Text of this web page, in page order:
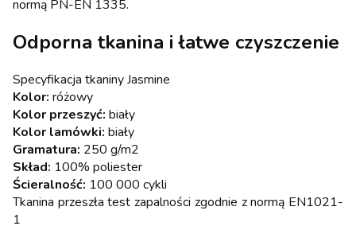
normą PN-EN 1335.
Odporna tkanina i łatwe czyszczenie
Specyfikacja tkaniny Jasmine
Kolor: różowy
Kolor przeszyć: biały
Kolor lamówki: biały
Gramatura: 250 g/m2
Skład: 100% poliester
Ścieralność: 100 000 cykli
Tkanina przeszła test zapalności zgodnie z normą EN1021-
1